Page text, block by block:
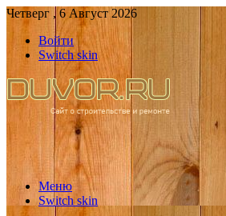
Четверг , 6 Август 2026
Войти
Switch skin
Меню
Switch skin